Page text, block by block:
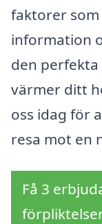
faktorer
information
den
värmer ditt
oss idag för
resa mot en
Få 3